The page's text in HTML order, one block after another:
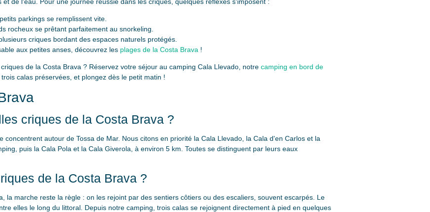
parkings se remplissent vite.
rocheux se prêtant parfaitement au snorkeling.
criques bordant des espaces naturels protégés.
aux petites anses, découvrez les plages de la Costa Brava !
de la Costa Brava ? Réservez votre séjour au camping Cala Llevado, notre camping en bord de
calas préservées, et plongez dès le petit matin !
criques de la Costa Brava ?
concentrent autour de Tossa de Mar. Nous citons en priorité la Cala Llevado, la Cala d'en Carlos et la
puis la Cala Pola et la Cala Giverola, à environ 5 km. Toutes se distinguent par leurs eaux
de la Costa Brava ?
la marche reste la règle : on les rejoint par des sentiers côtiers ou des escaliers, souvent escarpés. Le
elles le long du littoral. Depuis notre camping, trois calas se rejoignent directement à pied en quelques